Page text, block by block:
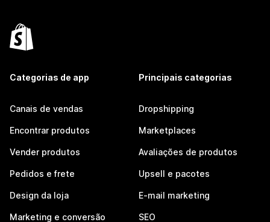
Categorias de app
Canais de vendas
Encontrar produtos
Vender produtos
Pedidos e frete
Design da loja
Marketing e conversão
Principais categorias
Dropshipping
Marketplaces
Avaliações de produtos
Upsell e pacotes
E-mail marketing
SEO